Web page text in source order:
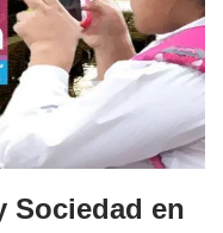
Sociedad en